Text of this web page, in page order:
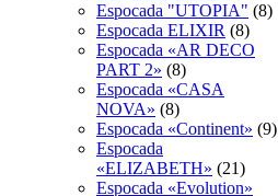
Espocada "UTOPIA" (8)
Espocada ELIXIR (8)
Espocada «AR DECO
PART 2» (8)
Espocada «CASA
NOVA» (8)
Espocada «Continent» (9)
Espocada
«ELIZABETH» (21)
Espocada «Evolution»